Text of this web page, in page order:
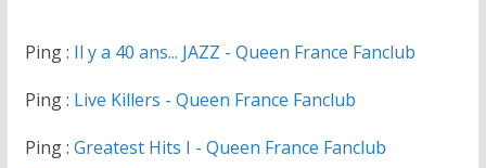
Ping : Il y a 40 ans... JAZZ - Queen France Fanclub
Ping : Live Killers - Queen France Fanclub
Ping : Greatest Hits I - Queen France Fanclub